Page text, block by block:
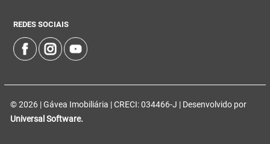
REDES SOCIAIS
© 2026 | Gávea Imobiliária | CRECI: 034466-J | Desenvolvido por
Universal Software.